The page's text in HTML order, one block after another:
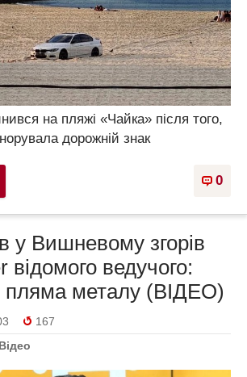
на пляжі «Чайка» після того,
дорожній знак
0
у Вишневому згорів
відомого ведучого:
металу (ВІДЕО)
167
Відео